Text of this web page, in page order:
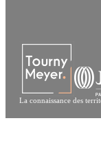
La connaissance des